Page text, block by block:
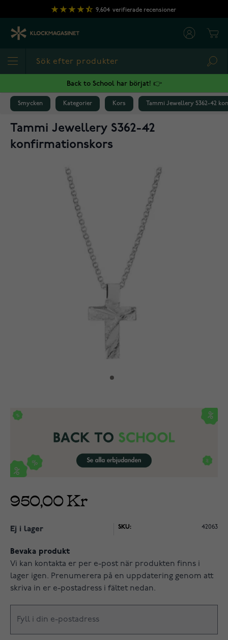
Hoppa till innehållet
9,604 verifierade recensioner
Back to School har börjat! 👉
Smycken Kategorier Kors Tammi Jewellery S362-42
Tammi Jewellery S362-42
konfirmationskors
950,00 Kr
Ej i lager SKU: 42063
Bevaka produkt
Vi kan kontakta er per e-post när produkten finns i
lager igen. Prenumerera på en uppdatering genom att
skriva in er e-postadress i fältet nedan.